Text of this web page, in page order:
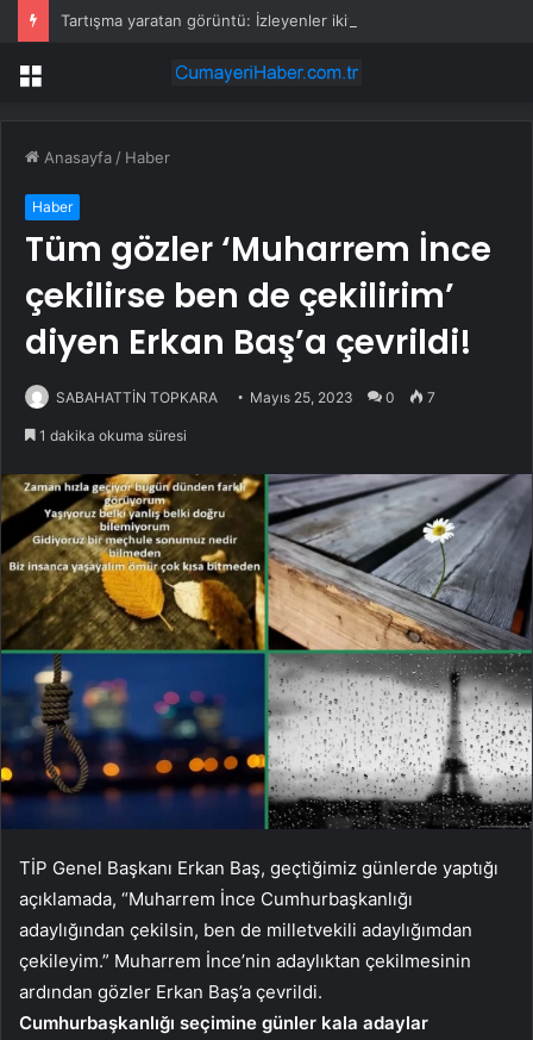
Tartışma yaratan görüntü: İzleyenler ikiye bölündü
Menü
Anasayfa / Haber
Haber
Tüm gözler ‘Muharrem İnce
çekilirse ben de çekilirim’
diyen Erkan Baş’a çevrildi!
SABAHATTİN TOPKARA Mayıs 25, 2023 0 7
1 dakika okuma süresi
TİP Genel Başkanı Erkan Baş, geçtiğimiz günlerde yaptığı
açıklamada, “Muharrem İnce Cumhurbaşkanlığı
adaylığından çekilsin, ben de milletvekili adaylığımdan
çekileyim.” Muharrem İnce’nin adaylıktan çekilmesinin
ardından gözler Erkan Baş’a çevrildi.
Cumhurbaşkanlığı seçimine günler kala adaylar